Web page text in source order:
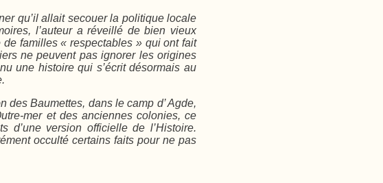
qu’il allait secouer la politique locale
l’auteur a réveillé de bien vieux
familles « respectables » qui ont fait
ne peuvent pas ignorer les origines
une histoire qui s’écrit désormais au
des Baumettes, dans le camp d’ Agde,
mer et des anciennes colonies, ce
d’une version officielle de l’Histoire.
occulté certains faits pour ne pas